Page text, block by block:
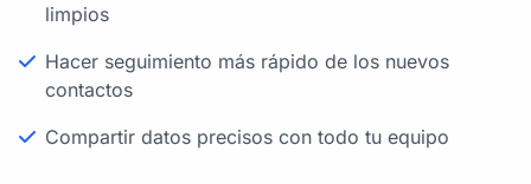
limpios
Hacer seguimiento más rápido de los nuevos
contactos
Compartir datos precisos con todo tu equipo